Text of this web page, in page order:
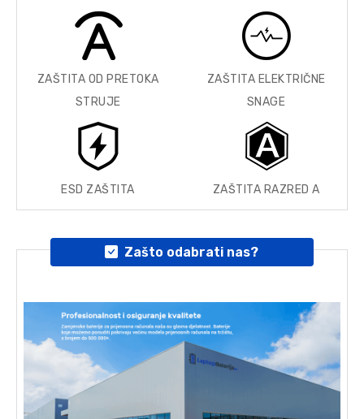
ZAŠTITA OD PRETOKA
STRUJE
ZAŠTITA ELEKTRIČNE
SNAGE
ESD ZAŠTITA ZAŠTITA RAZRED A
Zašto odabrati nas?